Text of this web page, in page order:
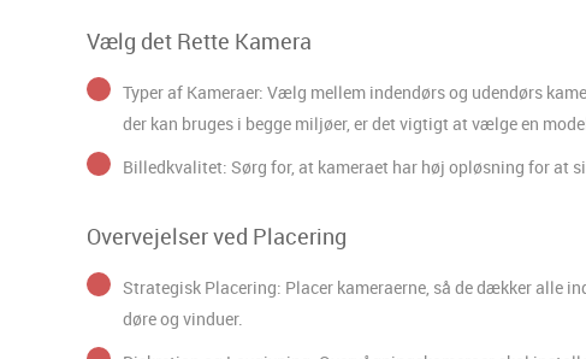
Vælg det Rette Kamera
Typer af Kameraer: Vælg mellem indendørs og udendørs
der kan bruges i begge miljøer, er det vigtigt at vælge en
Billedkvalitet: Sørg for, at kameraet har høj opløsning for at
Overvejelser ved Placering
Strategisk Placering: Placer kameraerne, så de dækker alle
døre og vinduer.